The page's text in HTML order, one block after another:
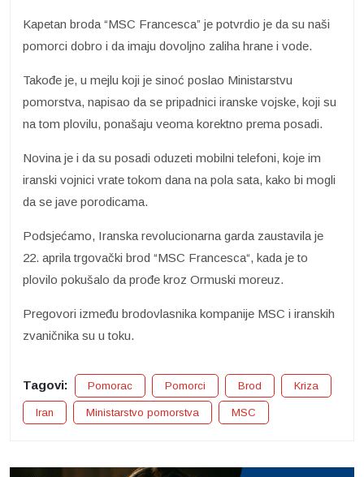
Kapetan broda “MSC Francesca” je potvrdio je da su naši
pomorci dobro i da imaju dovoljno zaliha hrane i vode.
Takođe je, u mejlu koji je sinoć poslao Ministarstvu
pomorstva, napisao da se pripadnici iranske vojske, koji su
na tom plovilu, ponašaju veoma korektno prema posadi.
Novina je i da su posadi oduzeti mobilni telefoni, koje im
iranski vojnici vrate tokom dana na pola sata, kako bi mogli
da se jave porodicama.
Podsjećamo, Iranska revolucionarna garda zaustavila je
22. aprila trgovački brod “MSC Francesca“, kada je to
plovilo pokušalo da prođe kroz Ormuski moreuz.
Pregovori između brodovlasnika kompanije MSC i iranskih
zvaničnika su u toku.
Tagovi: Pomorac Pomorci Brod Kriza
Iran Ministarstvo pomorstva MSC